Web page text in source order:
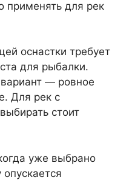
применять для рек
оснастки требует
для рыбалки.
— ровное
Для рек с
стоит
уже выбрано